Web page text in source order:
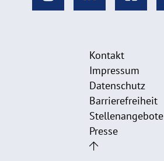
Kontakt
Impressum
Datenschutz
Barrierefreiheit
Stellenangebote
Presse